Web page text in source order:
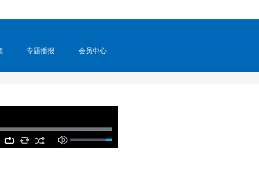
专题播报 会员中心